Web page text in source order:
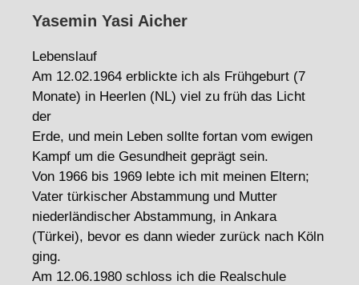
Yasemin Yasi Aicher
Lebenslauf
Am 12.02.1964 erblickte ich als Frühgeburt (7
Monate) in Heerlen (NL) viel zu früh das Licht
der
Erde, und mein Leben sollte fortan vom ewigen
Kampf um die Gesundheit geprägt sein.
Von 1966 bis 1969 lebte ich mit meinen Eltern;
Vater türkischer Abstammung und Mutter
niederländischer Abstammung, in Ankara
(Türkei), bevor es dann wieder zurück nach Köln
ging.
Am 12.06.1980 schloss ich die Realschule